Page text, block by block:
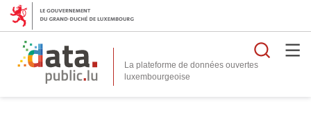
La plateforme de données ouvertes